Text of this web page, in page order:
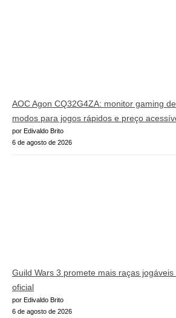
AOC Agon CQ32G4ZA: monitor gaming
modos para jogos rápidos e preço
por Edivaldo Brito
6 de agosto de 2026
Guild Wars 3 promete mais raças
oficial
por Edivaldo Brito
6 de agosto de 2026